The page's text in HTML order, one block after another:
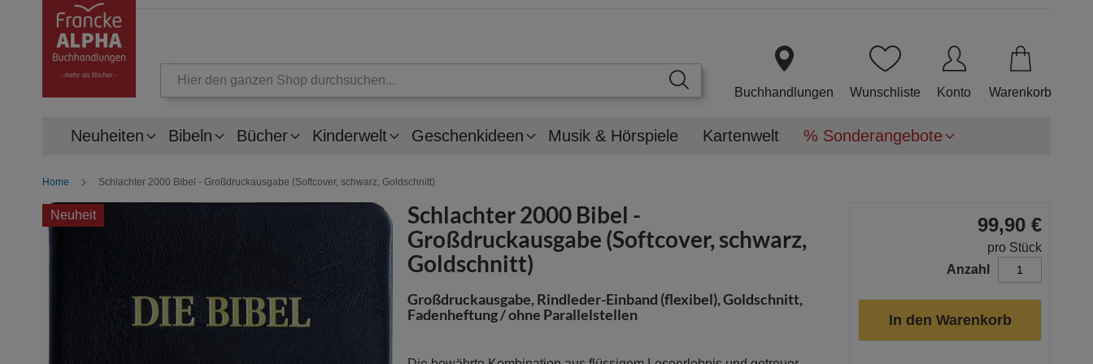
Buchhandlungen Wunschliste Konto Warenkorb
Neuheiten Bibeln Bücher Kinderwelt Geschenkideen Musik & Hörspiele Kartenwelt % Sonderangebote
Home Schlachter 2000 Bibel - Großdruckausgabe (Softcover, schwarz, Goldschnitt)
Schlachter 2000 Bibel -
Großdruckausgabe (Softcover, schwarz,
Goldschnitt)
Großdruckausgabe, Rindleder-Einband (flexibel), Goldschnitt,
Fadenheftung / ohne Parallelstellen
Neuheit
Zum
Ende
der
Bildergalerie
99,90 €
pro Stück
Anzahl
In den Warenkorb